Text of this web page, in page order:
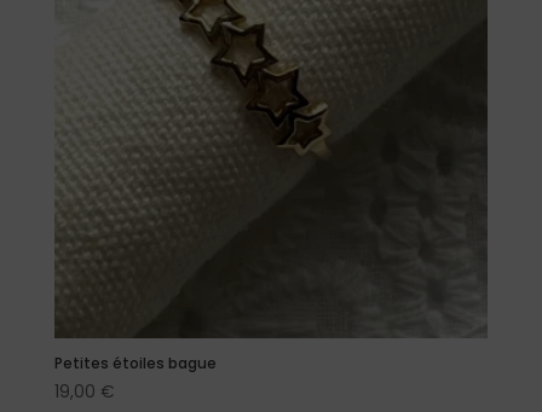
Petites étoiles bague
19,00 €